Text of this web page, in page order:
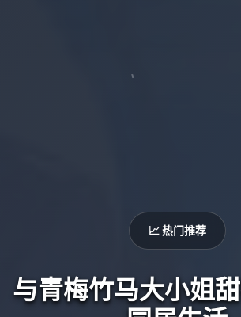
📈 热门推荐
与青梅竹马大小姐